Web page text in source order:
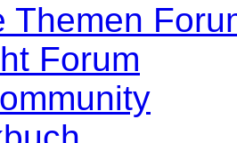
Themen
Forum